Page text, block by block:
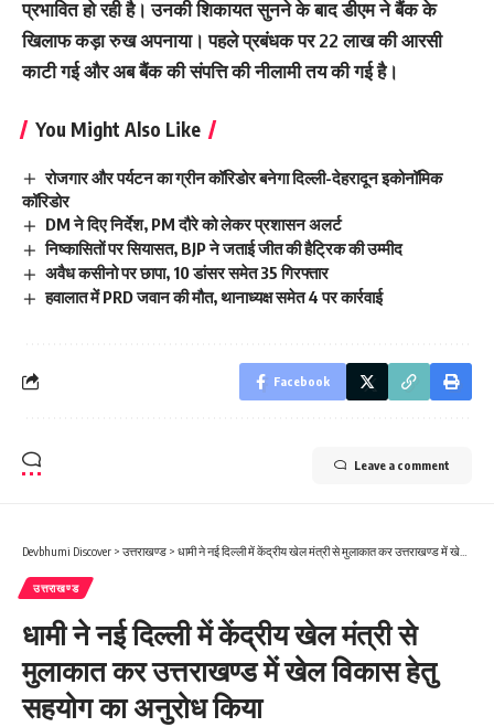
प्रभावित हो रही है। उनकी शिकायत सुनने के बाद डीएम ने बैंक के
खिलाफ कड़ा रुख अपनाया। पहले प्रबंधक पर 22 लाख की आरसी
काटी गई और अब बैंक की संपत्ति की नीलामी तय की गई है।
You Might Also Like
रोजगार और पर्यटन का ग्रीन कॉरिडोर बनेगा दिल्ली-देहरादून इकोनॉमिक
कॉरिडोर
DM ने दिए निर्देश, PM दौरे को लेकर प्रशासन अलर्ट
निष्कासितों पर सियासत, BJP ने जताई जीत की हैट्रिक की उम्मीद
अवैध कसीनो पर छापा, 10 डांसर समेत 35 गिरफ्तार
हवालात में PRD जवान की मौत, थानाध्यक्ष समेत 4 पर कार्रवाई
Facebook
Leave a comment
Devbhumi Discover > उत्तराखण्ड > धामी ने नई दिल्ली में केंद्रीय खेल मंत्री से मुलाकात कर उत्तराखण्ड में खेल विकास हेतु सहयोग का अनुरोध किया
उत्तराखण्ड
धामी ने नई दिल्ली में केंद्रीय खेल मंत्री से
मुलाकात कर उत्तराखण्ड में खेल विकास हेतु
सहयोग का अनुरोध किया